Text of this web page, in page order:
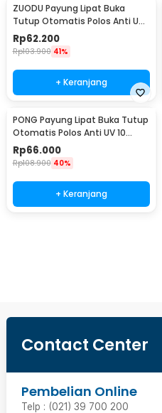
ZUODU Payung Lipat Buka
Tutup Otomatis Polos Anti UV
10 Bone 103cm - YMD-10
Rp62.200
Rp103.900 41%
+ Keranjang
PONG Payung Lipat Buka Tutup
Otomatis Polos Anti UV 10
Bone 107cm - CJZ15
Rp66.000
Rp108.900 40%
+ Keranjang
Contact Center
Pembelian Online
Telp : (021) 39 700 200